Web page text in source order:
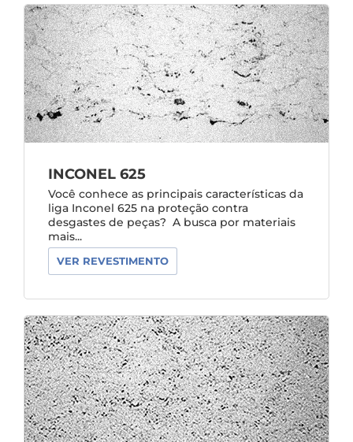
INCONEL 625
Você conhece as principais características da
liga Inconel 625 na proteção contra
desgastes de peças? A busca por materiais
mais...
VER REVESTIMENTO